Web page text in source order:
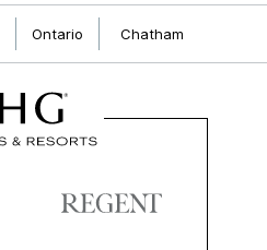
Ontario Chatham